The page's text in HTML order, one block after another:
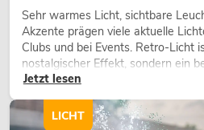
Sehr warmes Licht, sichtbare
Akzente prägen viele aktuelle
Clubs und bei Events. Retro-Licht
nostalgischer Effekt, sondern ein
Gestaltungsmittel: Es schafft
Charakter und kann technische
wirken lassen.
Jetzt lesen
LICHT